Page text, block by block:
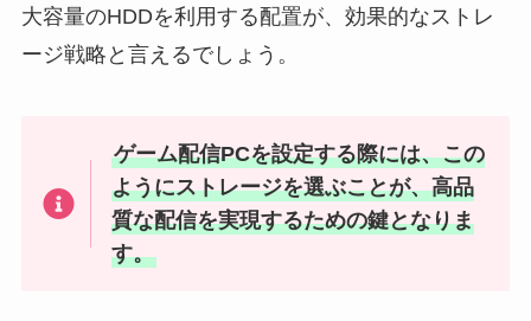
大容量のHDDを利用する配置が、効果的なストレ
ージ戦略と言えるでしょう。
ゲーム配信PCを設定する際には、この
ようにストレージを選ぶことが、高品
質な配信を実現するための鍵となりま
す。